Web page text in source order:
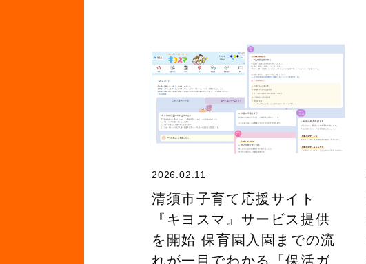
2026.02.11
清須市子育て応援サイト
『キヨスマ』サービス提供
を開始 保育園入園までの流
れが一目でわかる「保活ガ